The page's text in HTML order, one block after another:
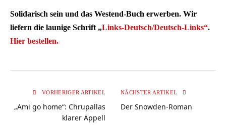
Solidarisch sein und das Westend-Buch erwerben. Wir
liefern die launige Schrift „Links-Deutsch/Deutsch-Links“.
Hier bestellen.
VORHERIGER ARTIKEL
„Ami go home“: Chrupallas
klarer Appell
NÄCHSTER ARTIKEL
Der Snowden-Roman